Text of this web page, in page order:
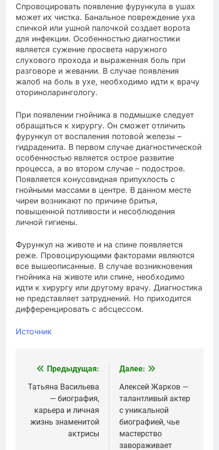
Спровоцировать появление фурункула в ушах
может их чистка. Банальное повреждение уха
спичкой или ушной палочкой создает ворота
для инфекции. Особенностью диагностики
является сужение просвета наружного
слухового прохода и выраженная боль при
разговоре и жевании. В случае появления
жалоб на боль в ухе, необходимо идти к врачу
оториноларингологу.
При появлении гнойника в подмышке следует
обращаться к хирургу. Он сможет отличить
фурункул от воспаления потовой железы –
гидраденита. В первом случае диагностической
особенностью является острое развитие
процесса, а во втором случае – подострое.
Появляется конусовидная припухлость с
гнойными массами в центре. В данном месте
чиреи возникают по причине бритья,
повышенной потливости и несоблюдения
личной гигиены.
Фурункул на животе и на спине появляется
реже. Провоцирующими факторами являются
все вышеописанные. В случае возникновения
гнойника на животе или спине, необходимо
идти к хирургу или другому врачу. Диагностика
не представляет затруднений. Но приходится
дифференцировать с абсцессом.
Источник
Навигация
по
записям
Предыдущая:
Татьяна Васильева
— биография,
карьера и личная
жизнь знаменитой
актрисы
Далее:
Алексей Жарков —
талантливый актер
с уникальной
биографией, чье
мастерство
завораживает